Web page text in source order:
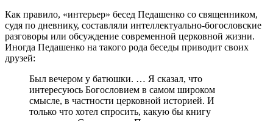
Как правило, «интерьер» бесед Педашенко со священником,
судя по дневнику, составляли интеллектуально-богословские
разговоры или обсуждение современной церковной жизни.
Иногда Педашенко на такого рода беседы приводит своих
друзей:
Был вечером у батюшки. … Я сказал, что
интересуюсь Богословием в самом широком
смысле, в частности церковной историей. И
только что хотел спросить, какую бы книгу